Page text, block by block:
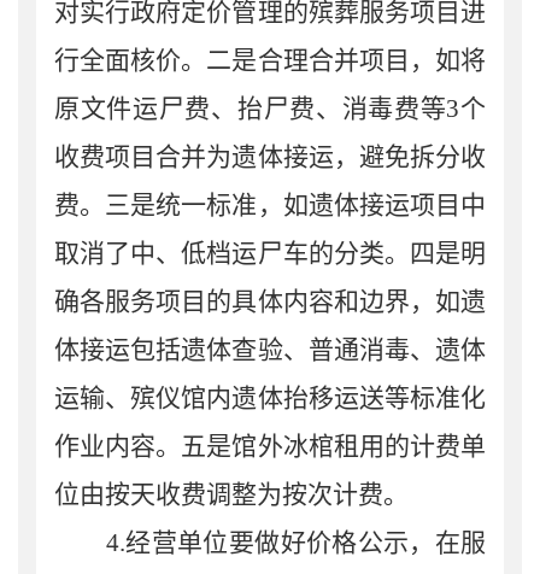
对实行政府定价管理的殡葬服务项目进
行全面核价。二是合理合并项目，如将
原文件运尸费、抬尸费、消毒费等3个
收费项目合并为遗体接运，避免拆分收
费。三是统一标准，如遗体接运项目中
取消了中、低档运尸车的分类。四是明
确各服务项目的具体内容和边界，如遗
体接运包括遗体查验、普通消毒、遗体
运输、殡仪馆内遗体抬移运送等标准化
作业内容。五是馆外冰棺租用的计费单
位由按天收费调整为按次计费。
4.经营单位要做好价格公示，在服